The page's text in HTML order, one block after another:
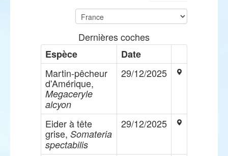
Dernières coches
Espèce
Date
Martin-pêcheur
d'Amérique,
Megaceryle
alcyon
29/12/2025
Eider à tête
grise, Somateria
spectabilis
29/12/2025